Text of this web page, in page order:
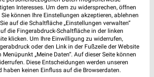
1
Kaiserslautern
km
Interesses. Um dem zu widersprechen, öffnen
Sie können Ihre Einstellungen akzeptieren, ablehnen
auf die Schaltfläche „Einstellungen verwalten“
die Fingerabdruck-Schaltfläche in der linken
klicken. Um Ihre Einwilligung zu widerrufen,
oder den Link in der Fußzeile der Website
„Meine Daten“. Auf dieser Seite können
Diese Entscheidungen werden unseren
keinen Einfluss auf die Browserdaten.